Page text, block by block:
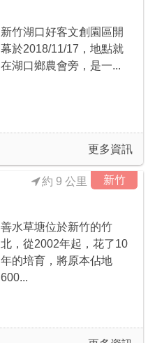
新竹湖口好客文創園區開
幕於2018/11/17，地點就
在湖口鄉農會旁，是一...
更多資訊
新竹
約 9 公里
善水草塘位於新竹的竹
北，從2002年起，花了10
年的培育，將原本佔地
600...